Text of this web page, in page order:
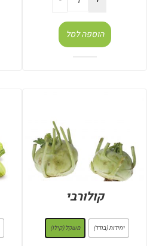
הוספה לסל
קולורבי
יחידות (בודד) משקל (קילו)